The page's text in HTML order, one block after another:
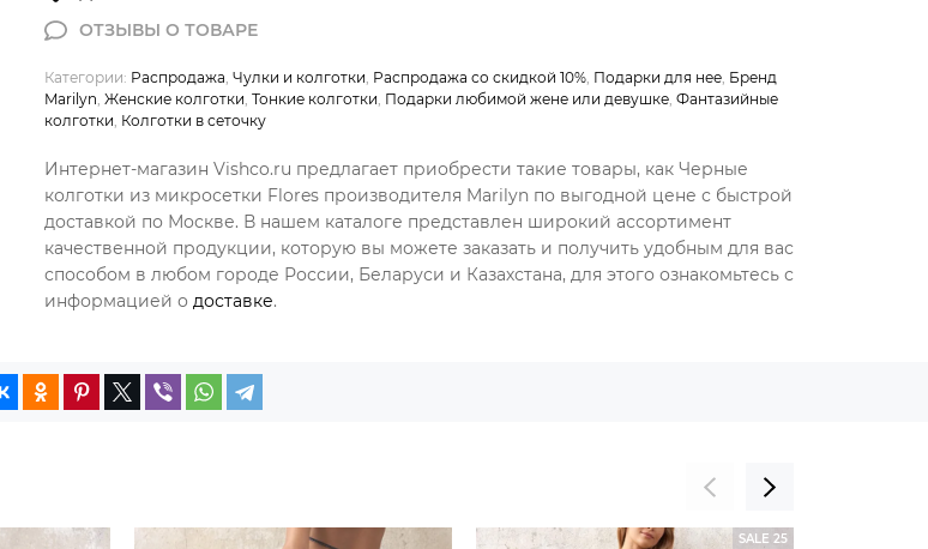
Категории: Распродажа, Чулки и колготки, Распродажа со скидкой 10%, Подарки для нее, Бренд
Marilyn, Женские колготки, Тонкие колготки, Подарки любимой жене или девушке, Фантазийные
колготки, Колготки в сеточку
Интернет-магазин Vishco.ru предлагает приобрести такие товары, как Черные
колготки из микросетки Flores производителя Marilyn по выгодной цене с быстрой
доставкой по Москве. В нашем каталоге представлен широкий ассортимент
качественной продукции, которую вы можете заказать и получить удобным для вас
способом в любом городе России, Беларуси и Казахстана, для этого ознакомьтесь с
информацией о доставке.
SALE 25